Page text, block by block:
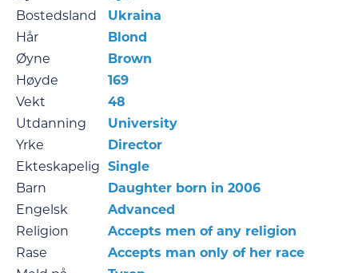
Bostedsland
Ukraina
Hår
Blond
Øyne
Brown
Høyde
169
Vekt
48
Utdanning
University
Yrke
Director
Ekteskapelig Single
Barn
Daughter born in 2006
Engelsk
Advanced
Religion
Accepts men of any religion
Rase
Accepts man only of her race